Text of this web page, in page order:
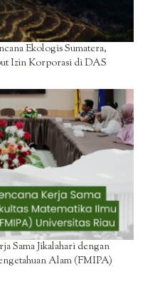
Ekologis Sumatera,
Izin Korporasi di DAS
Sama Jikalahari dengan
Alam (FMIPA)